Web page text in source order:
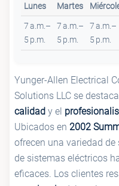
Lunes Martes
7 a.m.–
5 p.m.
7 a.m.–
5 p.m.
7 a.m.–
5 p.m.
Yunger-Allen Electrical
Solutions LLC se
calidad y el
Ubicados en 2002
ofrecen una variedad
de sistemas eléctricos
eficaces. Los clientes